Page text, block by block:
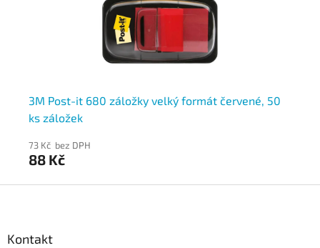
3M Post-it 680 záložky velký formát červené, 50
ks záložek
73 Kč bez DPH
88 Kč
Kontakt